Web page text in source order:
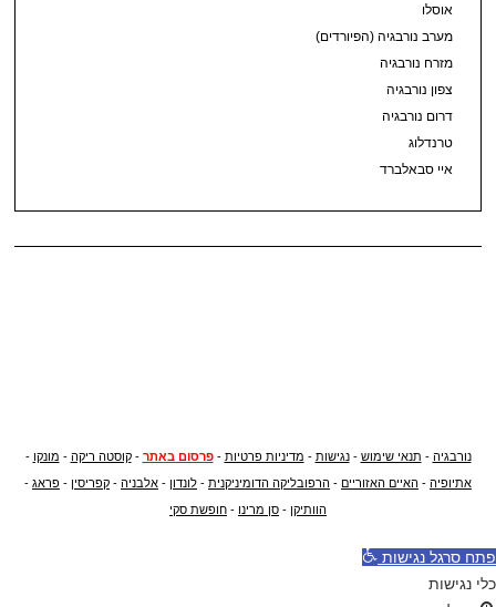
אוסלו
מערב נורבגיה (הפיורדים)
מזרח נורבגיה
צפון נורבגיה
דרום נורבגיה
טרנדלוג
איי סבאלברד
נורבגיה - תנאי שימוש -נגישות - מדיניות פרטיות -פרסום באתר -קוסטה ריקה - מונקו -
אתיופיה - האיים האזוריים - הרפובליקה הדומיניקנית - לונדון - אלבניה - קפריסין - פראג -
הוותיקן - סן מרינו - חופשת סקי
פתח סרגל נגישות
כלי נגישות